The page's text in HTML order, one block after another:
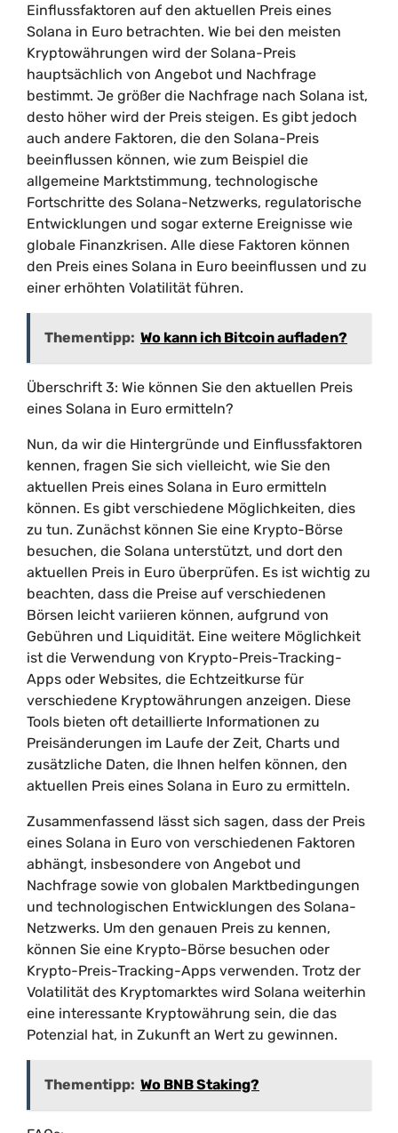
Einflussfaktoren auf den aktuellen Preis eines
Solana in Euro betrachten. Wie bei den meisten
Kryptowährungen wird der Solana-Preis
hauptsächlich von Angebot und Nachfrage
bestimmt. Je größer die Nachfrage nach Solana ist,
desto höher wird der Preis steigen. Es gibt jedoch
auch andere Faktoren, die den Solana-Preis
beeinflussen können, wie zum Beispiel die
allgemeine Marktstimmung, technologische
Fortschritte des Solana-Netzwerks, regulatorische
Entwicklungen und sogar externe Ereignisse wie
globale Finanzkrisen. Alle diese Faktoren können
den Preis eines Solana in Euro beeinflussen und zu
einer erhöhten Volatilität führen.
Thementipp: Wo kann ich Bitcoin aufladen?
Überschrift 3: Wie können Sie den aktuellen Preis
eines Solana in Euro ermitteln?
Nun, da wir die Hintergründe und Einflussfaktoren
kennen, fragen Sie sich vielleicht, wie Sie den
aktuellen Preis eines Solana in Euro ermitteln
können. Es gibt verschiedene Möglichkeiten, dies
zu tun. Zunächst können Sie eine Krypto-Börse
besuchen, die Solana unterstützt, und dort den
aktuellen Preis in Euro überprüfen. Es ist wichtig zu
beachten, dass die Preise auf verschiedenen
Börsen leicht variieren können, aufgrund von
Gebühren und Liquidität. Eine weitere Möglichkeit
ist die Verwendung von Krypto-Preis-Tracking-
Apps oder Websites, die Echtzeitkurse für
verschiedene Kryptowährungen anzeigen. Diese
Tools bieten oft detaillierte Informationen zu
Preisänderungen im Laufe der Zeit, Charts und
zusätzliche Daten, die Ihnen helfen können, den
aktuellen Preis eines Solana in Euro zu ermitteln.
Zusammenfassend lässt sich sagen, dass der Preis
eines Solana in Euro von verschiedenen Faktoren
abhängt, insbesondere von Angebot und
Nachfrage sowie von globalen Marktbedingungen
und technologischen Entwicklungen des Solana-
Netzwerks. Um den genauen Preis zu kennen,
können Sie eine Krypto-Börse besuchen oder
Krypto-Preis-Tracking-Apps verwenden. Trotz der
Volatilität des Kryptomarktes wird Solana weiterhin
eine interessante Kryptowährung sein, die das
Potenzial hat, in Zukunft an Wert zu gewinnen.
Thementipp: Wo BNB Staking?